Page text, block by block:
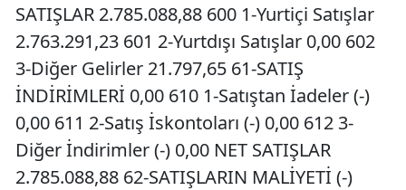
SATIŞLAR 2.785.088,88 600 1-Yurtiçi Satışlar
2.763.291,23 601 2-Yurtdışı Satışlar 0,00 602
3-Diğer Gelirler 21.797,65 61-SATIŞ
İNDİRİMLERİ 0,00 610 1-Satıştan İadeler (-)
0,00 611 2-Satış İskontoları (-) 0,00 612 3-
Diğer İndirimler (-) 0,00 NET SATIŞLAR
2.785.088,88 62-SATIŞLARIN MALİYETİ (-)